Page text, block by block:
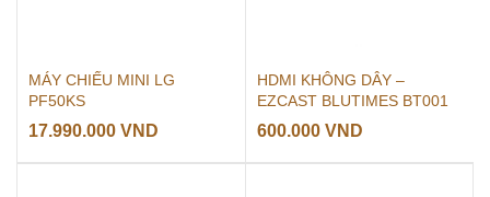
MÁY CHIẾU MINI LG
PF50KS
17.990.000 VND
HDMI KHÔNG DÂY –
EZCAST BLUTIMES BT001
600.000 VND